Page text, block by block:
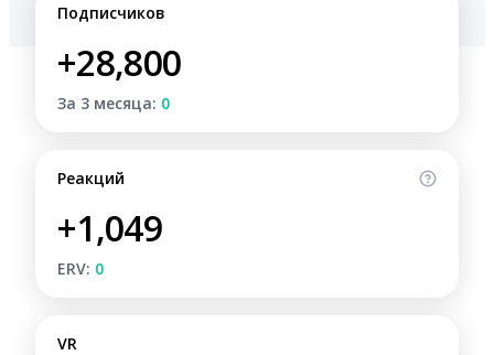
Подписчиков
+28,800
За 3 месяца: 0
Реакций
+1,049
ERV: 0
VR